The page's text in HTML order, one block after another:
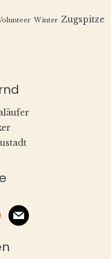
Winter Zugspitze
mail